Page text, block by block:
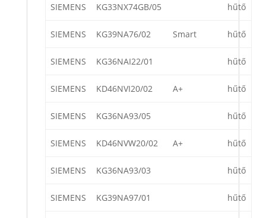
SIEMENS KG33NX74GB/05 hűtő
SIEMENS KG39NA76/02 Smart hűtő
SIEMENS KG36NAI22/01 hűtő
SIEMENS KD46NVI20/02 A+ hűtő
SIEMENS KG36NA93/05 hűtő
SIEMENS KD46NVW20/02 A+ hűtő
SIEMENS KG36NA93/03 hűtő
SIEMENS KG39NA97/01 hűtő